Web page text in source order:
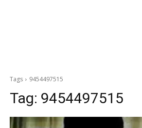
Tags 9454497515
Tag: 9454497515